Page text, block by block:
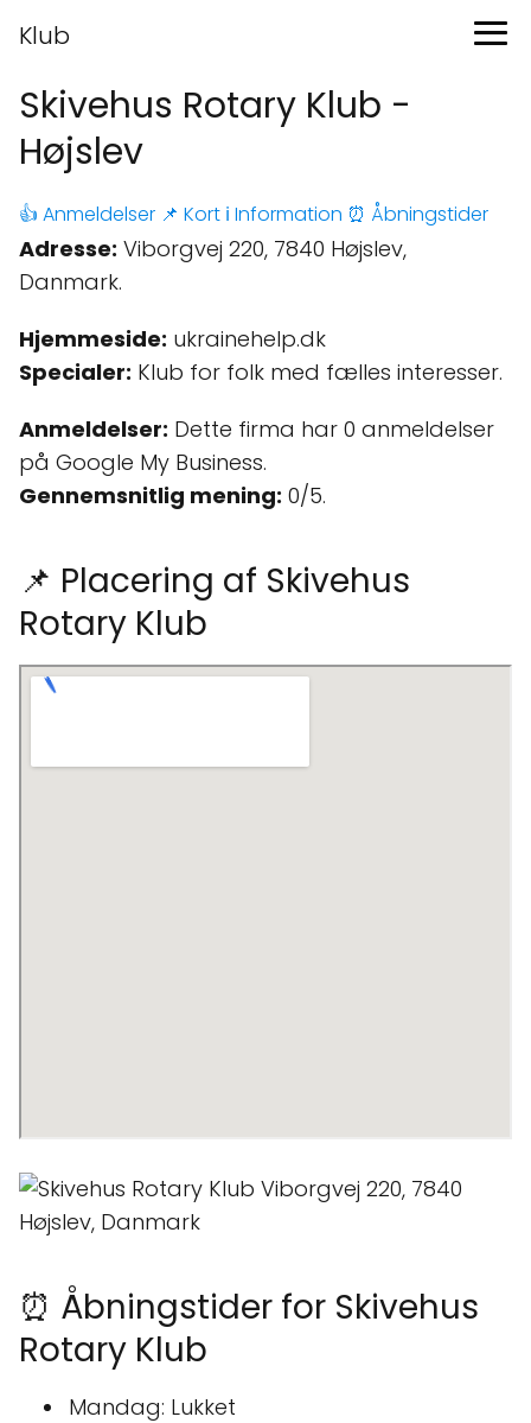
Klub
Skivehus Rotary Klub -
Højslev
👍 Anmeldelser 📌 Kort ℹ️ Information ⏰ Åbningstider
Adresse: Viborgvej 220, 7840 Højslev,
Danmark.
Hjemmeside: ukrainehelp.dk
Specialer: Klub for folk med fælles interesser.
Anmeldelser: Dette firma har 0 anmeldelser
på Google My Business.
Gennemsnitlig mening: 0/5.
📌 Placering af Skivehus
Rotary Klub
⏰ Åbningstider for Skivehus
Rotary Klub
Mandag: Lukket